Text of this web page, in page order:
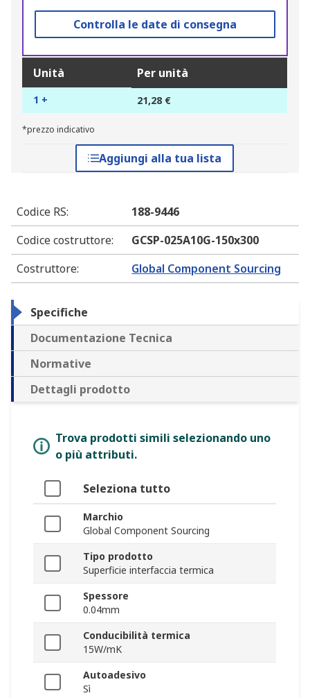
Controlla le date di consegna
Unità Per unità
1 + 21,28 €
*prezzo indicativo
Aggiungi alla tua lista
Codice RS:
188-9446
Codice costruttore:
GCSP-025A10G-150x300
Costruttore: Global Component Sourcing
Specifiche
Documentazione Tecnica
Normative
Dettagli prodotto
Trova prodotti simili selezionando uno
o più attributi.
Seleziona tutto
Marchio
Global Component Sourcing
Tipo prodotto
Superficie interfaccia termica
Spessore
0.04mm
Conducibilità termica
15W/mK
Autoadesivo
Sì